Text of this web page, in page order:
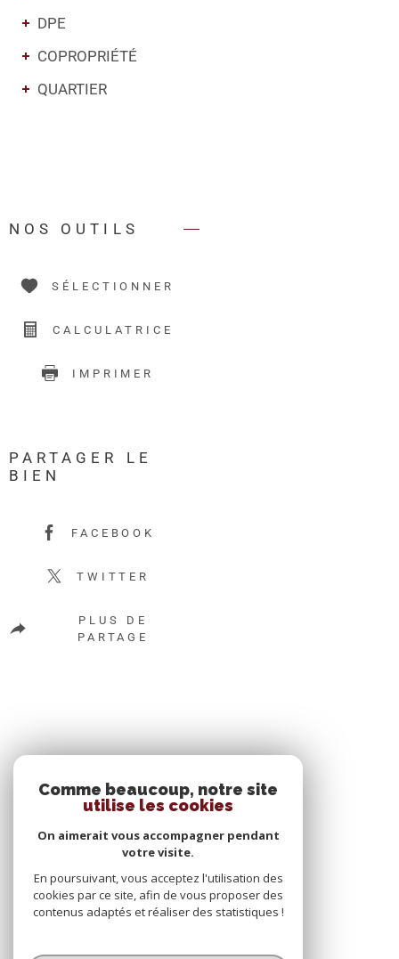
DPE
COPROPRIÉTÉ
QUARTIER
NOS OUTILS
SÉLECTIONNER
CALCULATRICE
IMPRIMER
PARTAGER LE
BIEN
FACEBOOK
TWITTER
PLUS DE
PARTAGE
Comme beaucoup, notre site
utilise les cookies
On aimerait vous accompagner pendant
votre visite.
En poursuivant, vous acceptez l'utilisation des
cookies par ce site, afin de vous proposer des
contenus adaptés et réaliser des statistiques !